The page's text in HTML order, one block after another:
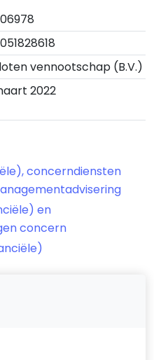
vennootschap (B.V.)
2022
concerndiensten
en
concern